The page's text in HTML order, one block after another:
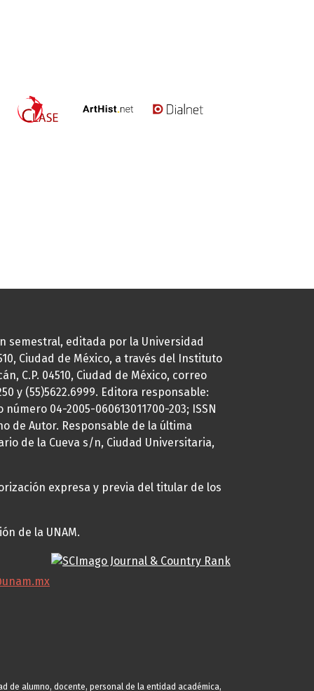
semestral, editada por la Universidad
Ciudad de México, a través del Instituto
C.P. 04510, Ciudad de México, correo
y (55)5622.6999. Editora responsable:
04-2005-060613011700-203; ISSN
de Autor. Responsable de la última
de la Cueva s/n, Ciudad Universitaria,
expresa y previa del titular de los
de la UNAM.
de alumno, docente, personal de la entidad académica,